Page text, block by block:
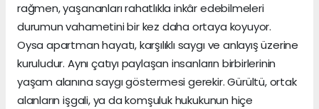
rağmen, yaşananları rahatlıkla inkâr edebilmeleri
durumun vahametini bir kez daha ortaya koyuyor.
Oysa apartman hayatı, karşılıklı saygı ve anlayış üzerine
kuruludur. Aynı çatıyı paylaşan insanların birbirlerinin
yaşam alanına saygı göstermesi gerekir. Gürültü, ortak
alanların işgali, ya da komşuluk hukukunun hiçe